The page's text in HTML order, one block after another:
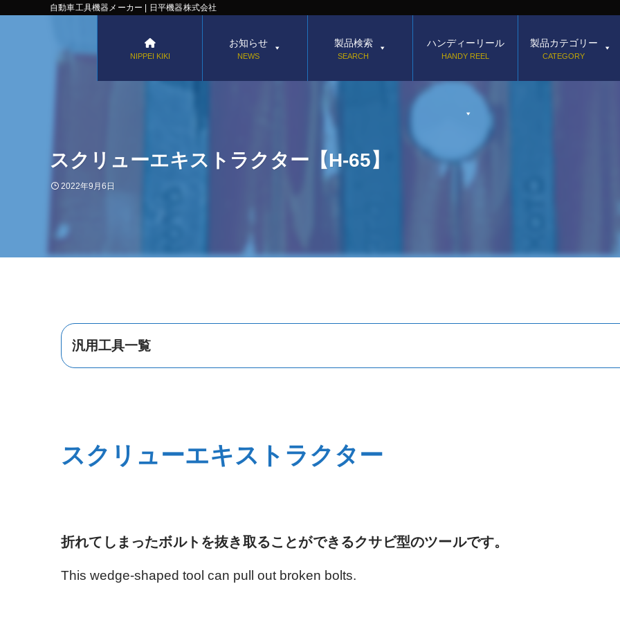
自動車工具機器メーカー | 日平機器株式会社
NIPPEI KIKI
お知らせ
NEWS
製品検索
SEARCH
ハンディーリール
HANDY REEL
製品カテゴリー
CATEGORY
スクリューエキストラクター【H-65】
2022年9月6日
汎用工具一覧
ホース脱着 シール・パッキン
スクリューエキストラクター
折れてしまったボルトを抜き取ることができるクサビ型のツールです。
This wedge-shaped tool can pull out broken bolts.